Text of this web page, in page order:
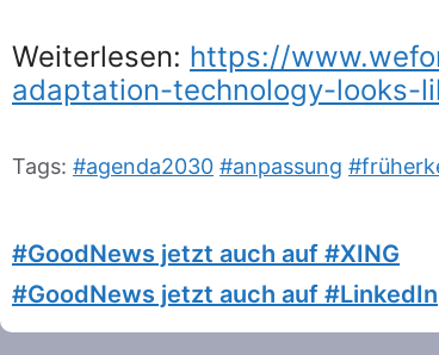
Weiterlesen: https://
adaptation-technology-looks-
Tags: #agenda2030 #anpassung
#GoodNews jetzt auch auf #XING
#GoodNews jetzt auch auf #LinkedIn